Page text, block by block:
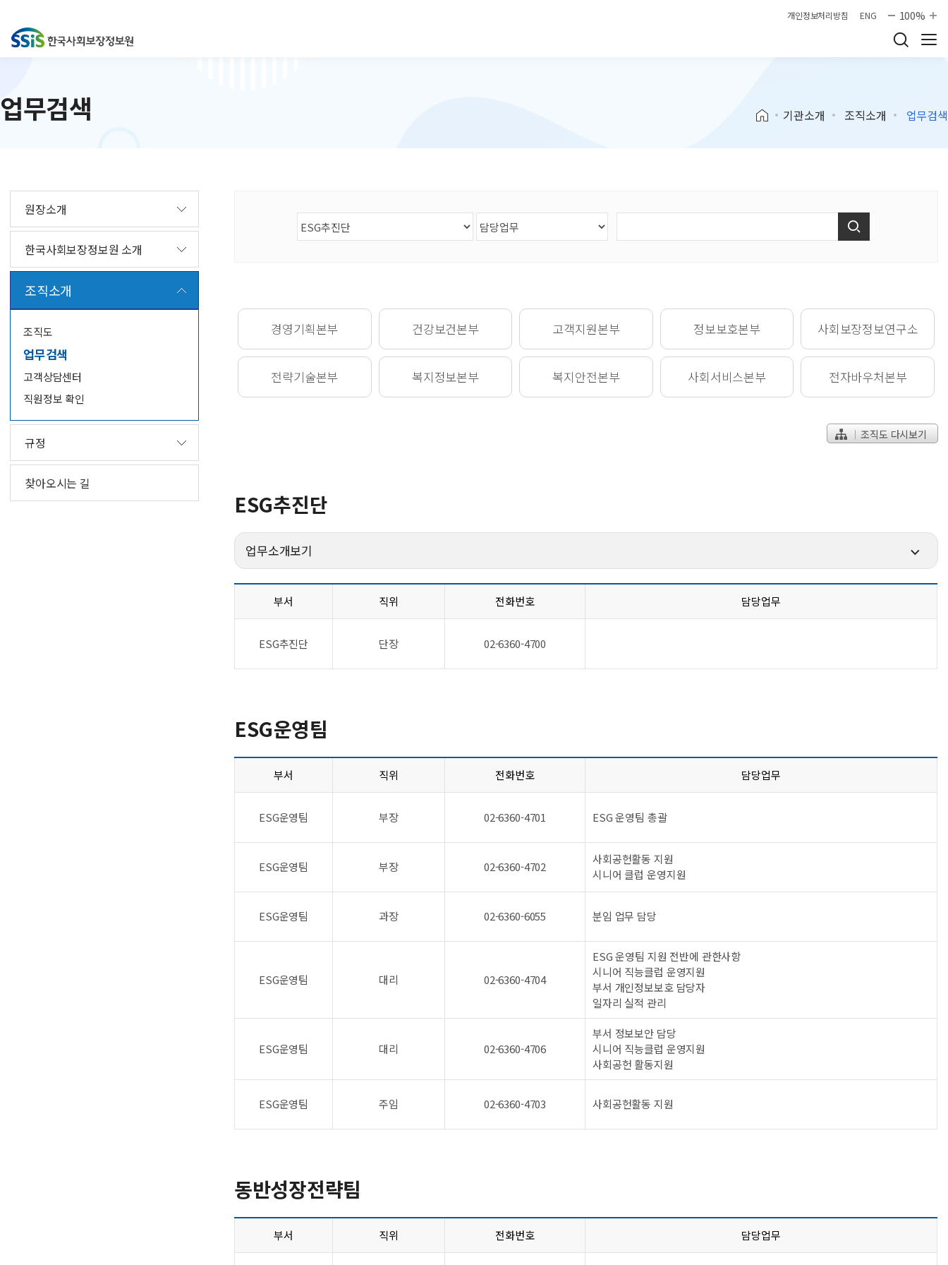
개인정보처리방침 ENG 100%
업무검색 기관소개 조직소개 업무검색
원장소개
한국사회보장정보원 소개
조직소개
조직도
업무검색
고객상담센터
직원정보 확인
규정
찾아오시는 길
경영기획본부 건강보건본부 고객지원본부 정보보호본부 사회보장정보연구소
전략기술본부 복지정보본부 복지안전본부 사회서비스본부 전자바우처본부
조직도 다시보기
ESG추진단
업무소개보기
부서 직위 전화번호 담당업무
ESG추진단 단장 02-6360-4700
ESG운영팀
부서 직위 전화번호 담당업무
ESG운영팀 부장 02-6360-4701 ESG 운영팀 총괄
ESG운영팀 부장 02-6360-4702
사회공헌활동 지원
시니어 클럽 운영지원
ESG운영팀 과장 02-6360-6055 분임 업무 담당
ESG운영팀 대리 02-6360-4704
ESG 운영팀 지원 전반에 관한사항
시니어 직능클럽 운영지원
부서 개인정보보호 담당자
일자리 실적 관리
ESG운영팀 대리 02-6360-4706
부서 정보보안 담당
시니어 직능클럽 운영지원
사회공헌 활동지원
ESG운영팀 주임 02-6360-4703 사회공헌활동 지원
동반성장전략팀
부서 직위 전화번호 담당업무